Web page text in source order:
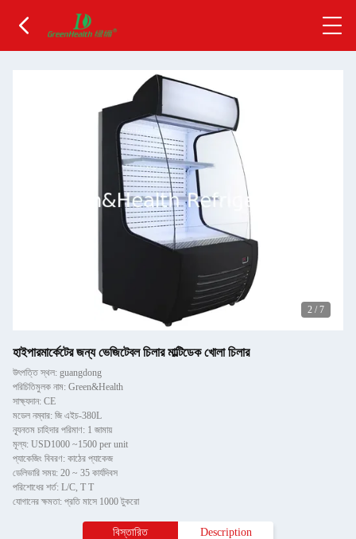
2 / 7
হাইপারমার্কেটের জন্য ভেজিটেবল চিলার মাল্টিডেক খোলা চিলার
উৎপত্তি স্থল: guangdong
পরিচিতিমুলক নাম: Green&Health
সাক্ষ্যদান: CE
মডেল নম্বার: জি এইচ-380L
ন্যূনতম চাহিদার পরিমাণ: 1 জামায়
মূল্য: USD1000 ~1500 per unit
প্যাকেজিং বিবরণ: কাঠের প্যাকেজ
ডেলিভারি সময়: 20 ~ 35 কার্যদিবস
পরিশোধের শর্ত: L/C, T T
যোগানের ক্ষমতা: প্রতি মাসে 1000 টুকরো
বিস্তারিত Description